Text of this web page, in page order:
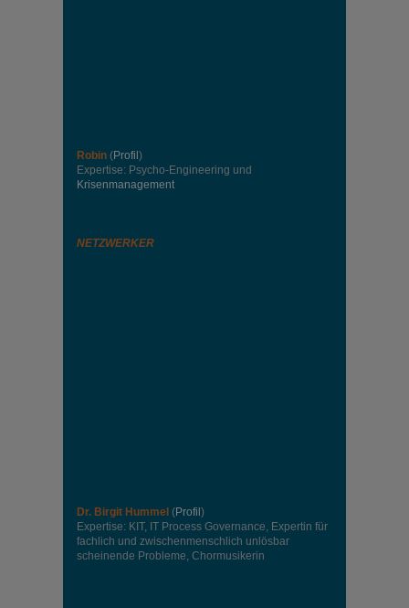
Robin (Profil )
Expertise: Psycho-Engineering und
Krisenmanagement
NETZWERKER
Dr. Birgit Hummel (Profil )
Expertise: KIT, IT Process Governance, Expertin für
fachlich und zwischenmenschlich unlösbar
scheinende Probleme, Chormusikerin